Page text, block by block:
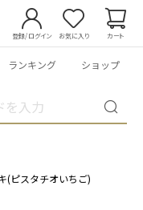
登録/ログイン お気に入り カート
ランキング ショップ
(ピスタチオいちご)